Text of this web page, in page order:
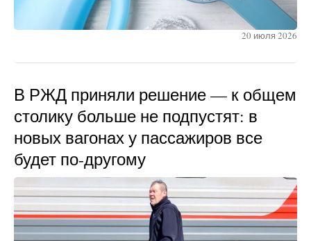
20 июля 2026
В РЖД приняли решение — к общем
столику больше не подпустят: в
новых вагонах у пассажиров все
будет по-другому